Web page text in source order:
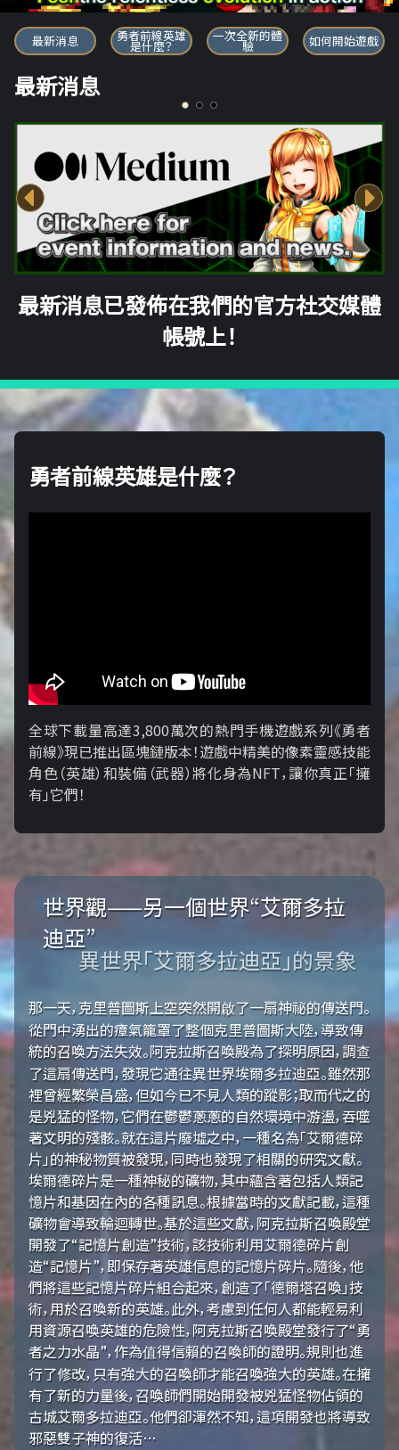
勇者前線英雄
最新消息 勇者前線英雄
是什麼？
一次全新的體
驗 如何開始遊戲
最新消息
最新消息已發佈在我們的官方社交媒體
帳號上！
勇者前線英雄是什麼？
全球下載量高達3,800萬次的熱門手機遊戲系列《勇者
前線》現已推出區塊鏈版本！遊戲中精美的像素靈感技能
角色（英雄）和裝備（武器）將化身為NFT，讓你真正「擁​​
有」它們！
世界觀——另一個世界“艾爾多拉
迪亞”
異世界「艾爾多拉迪亞」的景象
那一天，克里普圖斯上空突然開啟了一扇神祕的傳送門。
從門中湧出的瘴氣籠罩了整個克里普圖斯大陸，導致傳
統的召喚方法失效。阿克拉斯召喚殿為了探明原因，調查
了這扇傳送門，發現它通往異世界埃爾多拉迪亞。雖然那
裡曾經繁榮昌盛，但如今已不見人類的蹤影；取而代之的
是兇猛的怪物，它們在鬱鬱蔥蔥的自然環境中游盪，吞噬
著文明的殘骸。就在這片廢墟之中，一種名為「艾爾德碎
片」的神秘物質被發現，同時也發現了相關的研究文獻。
埃爾德碎片是一種神秘的礦物，其中蘊含著包括人類記
憶片和基因在內的各種訊息。根據當時的文獻記載，這種
礦物會導致輪迴轉世。基於這些文獻，阿克拉斯召喚殿堂
開發了“記憶片創造”技術，該技術利用艾爾德碎片創
造“記憶片”，即保存著英雄信息的記憶片碎片。隨後，他
們將這些記憶片碎片組合起來，創造了「德爾塔召喚」技
術，用於召喚新的英雄。此外，考慮到任何人都能輕易利
用資源召喚英雄的危險性，阿克拉斯召喚殿堂發行了“勇
者之力水晶”，作為值得信賴的召喚師的證明。規則也進
行了修改，只有強大的召喚師才能召喚強大的英雄。在擁
有了新的力量後，召喚師們開始開發被兇猛怪物佔領的
古城艾爾多拉迪亞。他們卻渾然不知，這項開發也將導致
邪惡雙子神的復活…